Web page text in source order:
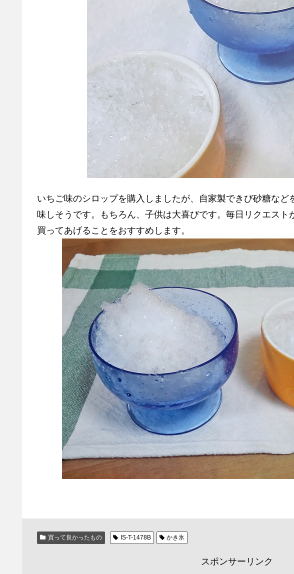
いちご味のシロップを購入しましたが、自家製できび砂糖など
味しそうです。もちろん、子供は大喜びです。毎日リクエスト
買ってあげることをおすすめします。
買って良かったもの IS-T-1478B かき氷
スポンサーリンク